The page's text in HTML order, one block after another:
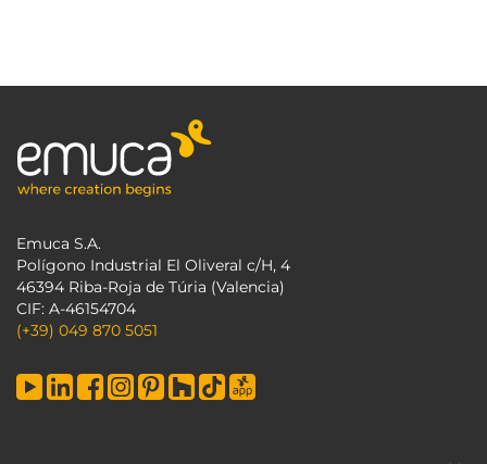
Emuca S.A.
Polígono Industrial El Oliveral c/H, 4
46394 Riba-Roja de Túria (Valencia)
CIF: A-46154704
(+39) 049 870 5051